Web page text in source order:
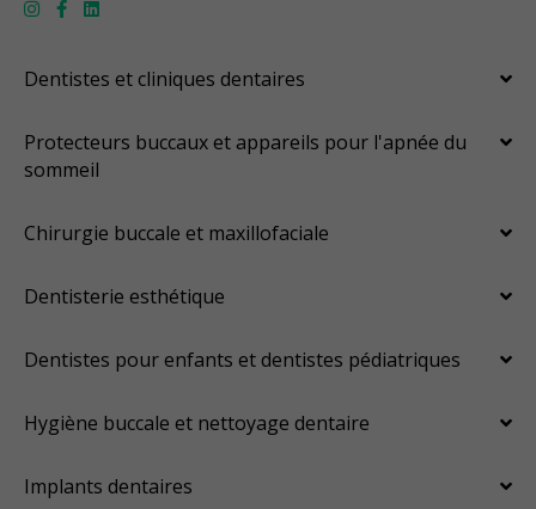
Dentistes et cliniques dentaires
Protecteurs buccaux et appareils pour l'apnée du
sommeil
Chirurgie buccale et maxillofaciale
Dentisterie esthétique
Dentistes pour enfants et dentistes pédiatriques
Hygiène buccale et nettoyage dentaire
Implants dentaires